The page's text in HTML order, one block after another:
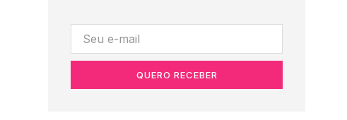
QUERO RECEBER